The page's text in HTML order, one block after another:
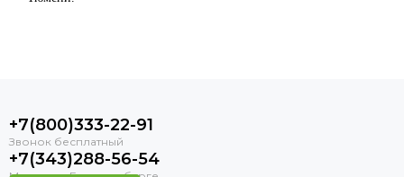
+7(800)333-22-91
+7(343)288-56-54